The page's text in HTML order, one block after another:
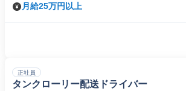
月給25万円以上
正社員
タンクローリー配送ドライバー